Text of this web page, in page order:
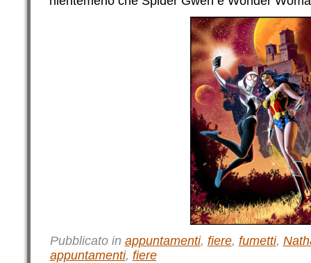
Pubblicato in appuntamenti, fiere, fumetti,
appuntamenti, fiere